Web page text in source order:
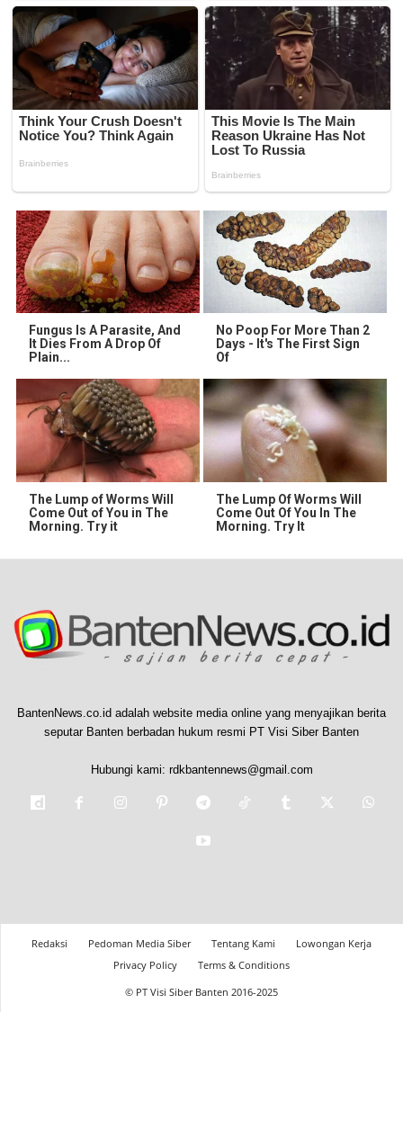
Fungus Is A Parasite, And
It Dies From A Drop Of
Plain...
No Poop For More Than 2
Days - It's The First Sign
Of
The Lump of Worms Will
Come Out of You in The
Morning. Try it
The Lump Of Worms Will
Come Out Of You In The
Morning. Try It
BantenNews.co.id adalah website media online yang menyajikan berita
seputar Banten berbadan hukum resmi PT Visi Siber Banten
Hubungi kami: rdkbantennews@gmail.com
Redaksi Pedoman Media Siber Tentang Kami
Lowongan Kerja
Privacy Policy
Terms & Conditions
© PT Visi Siber Banten 2016-2025